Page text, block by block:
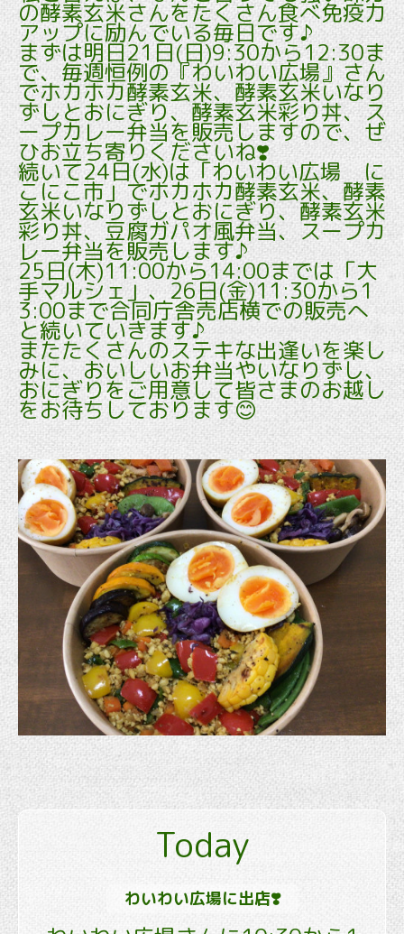
の酵素玄米さんをたくさん食べ免疫力
アップに励んでいる毎日です♪
まずは明日21日(日)9:30から12:30ま
で、毎週恒例の『わいわい広場』さん
でホカホカ酵素玄米、酵素玄米いなり
ずしとおにぎり、酵素玄米彩り丼、ス
ープカレー弁当を販売しますので、ぜ
ひお立ち寄りくださいね❣️
続いて24日(水)は「わいわい広場 に
こにこ市」でホカホカ酵素玄米、酵素
玄米いなりずしとおにぎり、酵素玄米
彩り丼、豆腐ガパオ風弁当、スープカ
レー弁当を販売します♪
25日(木)11:00から14:00までは「大
手マルシェ」、26日(金)11:30から1
3:00まで合同庁舎売店横での販売へ
と続いていきます♪
またたくさんのステキな出逢いを楽し
みに、おいしいお弁当やいなりずし、
おにぎりをご用意して皆さまのお越し
をお待ちしております😊
Today
わいわい広場に出店❣️